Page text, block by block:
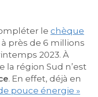
le chèque
près de 6 millions
2023. À
la région Sud n’est
. En effet, déjà en
pouce énergie »